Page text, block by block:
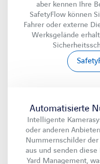
aber kennen Ihre
SafetyFlow können
Fahrer oder externe
Werksgelände
Automatisierte
Intelligente
oder anderen
Nummernschilder
aus und senden diese
Yard Management,